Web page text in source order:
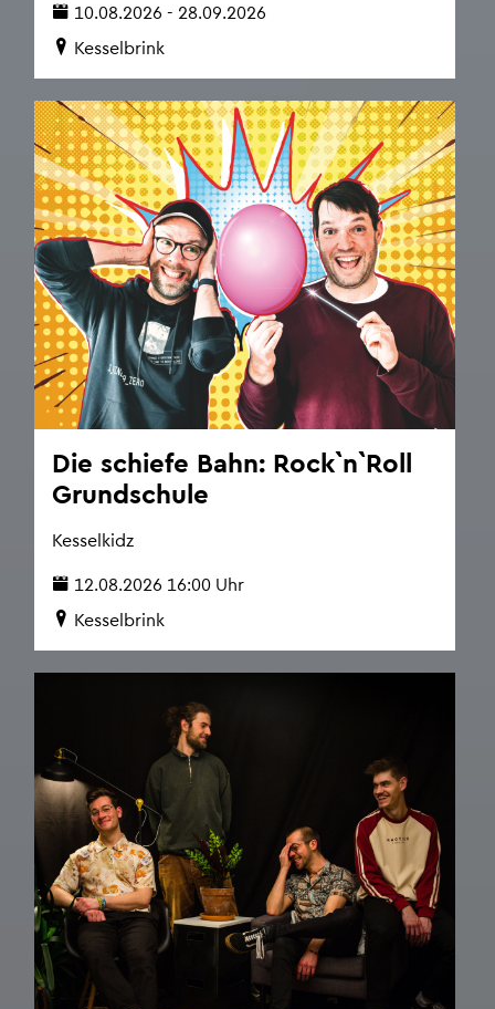
10.08.2026 - 28.09.2026
Kes­sel­brink
Die schie­fe Bahn: Rock`n`Roll
Grund­schu­le
Kes­sel­kidz
12.08.2026 16:00 Uhr
Kes­sel­brink